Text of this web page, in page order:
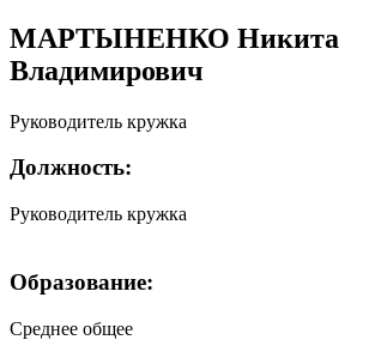
МАРТЫНЕНКО Никита
Владимирович
Руководитель кружка
Должность:
Руководитель кружка
Образование:
Среднее общее